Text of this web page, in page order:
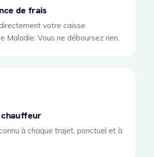
de frais
votre caisse
Maladie. Vous ne déboursez rien.
chauffeur
à chaque trajet, ponctuel et à